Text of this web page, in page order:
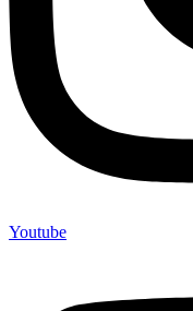
Youtube